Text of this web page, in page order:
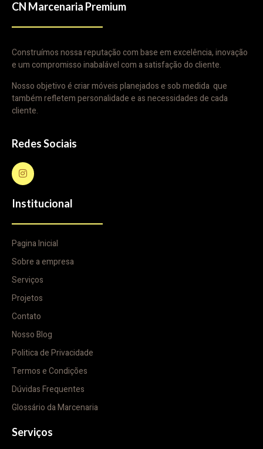
CN Marcenaria Premium
Construímos nossa reputação com base em excelência, inovação
e um compromisso inabalável com a satisfação do cliente.
Nosso objetivo é criar móveis planejados e sob medida que
também refletem personalidade e as necessidades de cada
cliente.
Redes Sociais
Institucional
Pagina Inicial
Sobre a empresa
Serviços
Projetos
Contato
Nosso Blog
Politica de Privacidade
Termos e Condições
Dúvidas Frequentes
Glossário da Marcenaria
Serviços